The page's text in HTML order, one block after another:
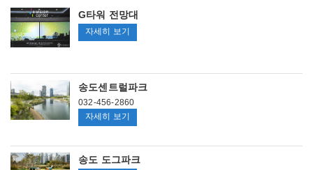
주
변
관
광
지
G타워 전망대
G
망
대
자세히 보기
송도센트럴파크
032-456-2860
송
센
트
자세히 보기
송도 도그파크